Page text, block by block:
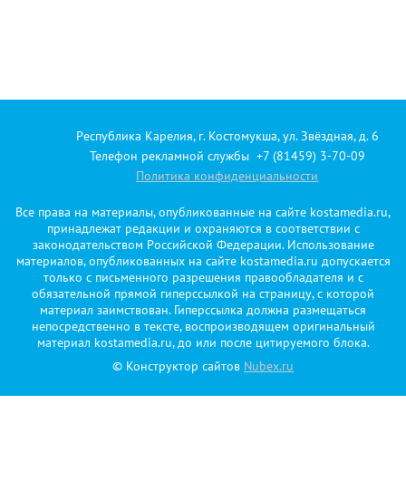
Республика Карелия, г. Костомукша, ул. Звёздная, д. 6
Телефон рекламной службы +7 (81459) 3-70-09
Политика конфиденциальности
Все права на материалы, опубликованные на сайте kostamedia.ru,
принадлежат редакции и охраняются в соответствии с
законодательством Российской Федерации. Использование
материалов, опубликованных на сайте kostamedia.ru допускается
только с письменного разрешения правообладателя и с
обязательной прямой гиперссылкой на страницу, с которой
материал заимствован. Гиперссылка должна размещаться
непосредственно в тексте, воспроизводящем оригинальный
материал kostamedia.ru, до или после цитируемого блока.
© Конструктор сайтов Nubex.ru